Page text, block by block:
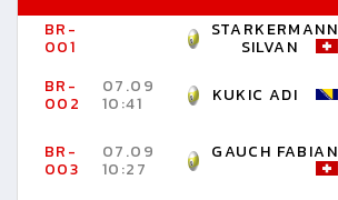
BR-
001
STARKERMANN
SILVAN
BR-
002
07.09
10:41 KUKIC ADI
BR-
003
07.09
10:27
GAUCH FABIAN